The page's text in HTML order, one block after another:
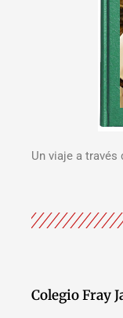
Un viaje a
Colegio Fray